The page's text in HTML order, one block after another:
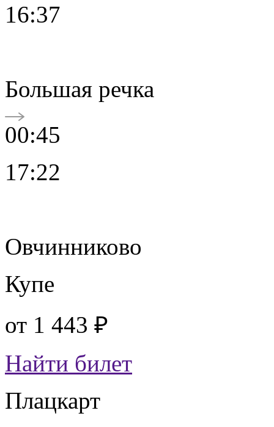
16:37
Большая речка
00:45
17:22
Овчинниково
Купе
от 1 443 ₽
Найти билет
Плацкарт